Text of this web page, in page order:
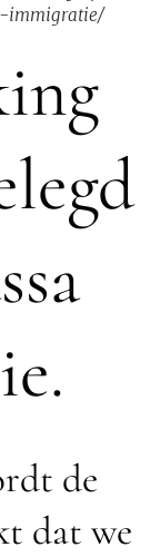
immigratie/
de
dat we